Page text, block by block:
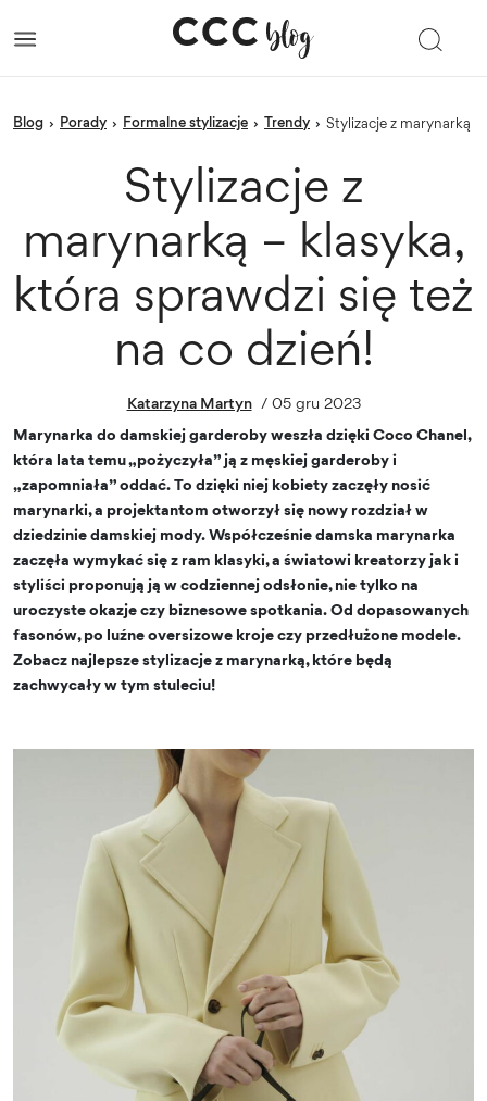
blog › porady › Formalne stylizacje › trendy › Stylizacje z marynarką
Stylizacje z
marynarką – klasyka,
która sprawdzi się też
na co dzień!
Katarzyna Martyn / 05 gru 2023
Marynarka do damskiej garderoby weszła dzięki Coco Chanel,
która lata temu „pożyczyła” ją z męskiej garderoby i
„zapomniała” oddać. To dzięki niej kobiety zaczęły nosić
marynarki, a projektantom otworzył się nowy rozdział w
dziedzinie damskiej mody. Współcześnie damska marynarka
zaczęła wymykać się z ram klasyki, a światowi kreatorzy jak i
styliści proponują ją w codziennej odsłonie, nie tylko na
uroczyste okazje czy biznesowe spotkania. Od dopasowanych
fasonów, po luźne oversizowe kroje czy przedłużone modele.
Zobacz najlepsze stylizacje z marynarką, które będą
zachwycały w tym stuleciu!